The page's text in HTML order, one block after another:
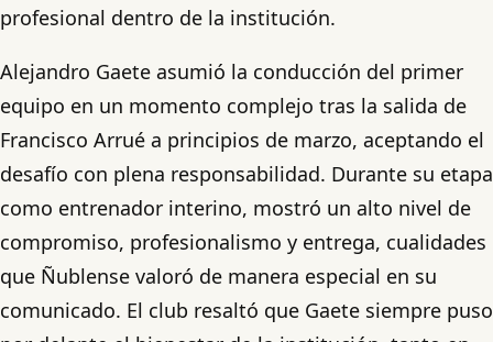
profesional dentro de la institución.
Alejandro Gaete asumió la conducción del primer
equipo en un momento complejo tras la salida de
Francisco Arrué a principios de marzo, aceptando el
desafío con plena responsabilidad. Durante su etapa
como entrenador interino, mostró un alto nivel de
compromiso, profesionalismo y entrega, cualidades
que Ñublense valoró de manera especial en su
comunicado. El club resaltó que Gaete siempre puso